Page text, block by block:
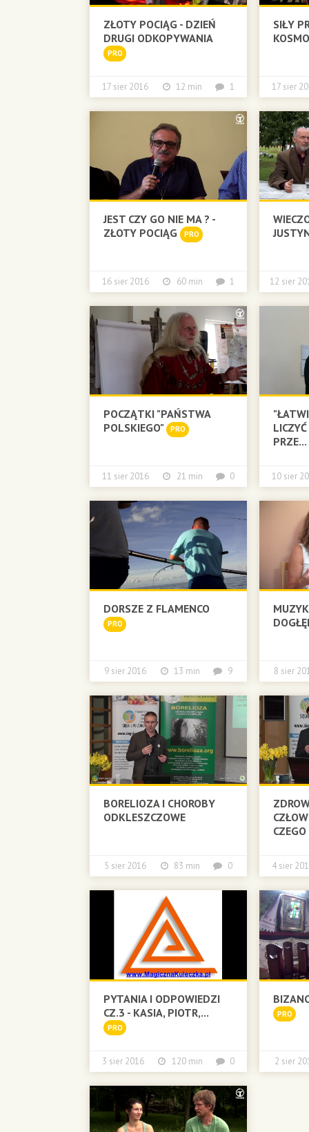
ZŁOTY POCIĄG - DZIEŃ
DRUGI ODKOPYWANIA
PRO
17 sier 2016 12 min 1
SIŁY
17 sier
JEST CZY GO NIE MA ? -
ZŁOTY POCIĄG
PRO
16 sier 2016 60 min 1 12 sier
POCZĄTKI "PAŃSTWA
POLSKIEGO"
PRO
11 sier 2016 21 min 0
PRZE...
10 sier
DORSZE Z FLAMENCO
PRO
9 sier 2016 13 min 9 8 sier
BORELIOZA I CHOROBY
ODKLESZCZOWE
5 sier 2016 83 min 0 4 sier
PYTANIA I ODPOWIEDZI
CZ.3 - KASIA, PIOTR,...
PRO
3 sier 2016 120 min 0
PRO
2 sier